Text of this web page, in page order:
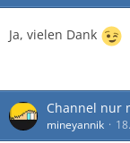
Ja, vielen Dank
Channel nur
mineyannik